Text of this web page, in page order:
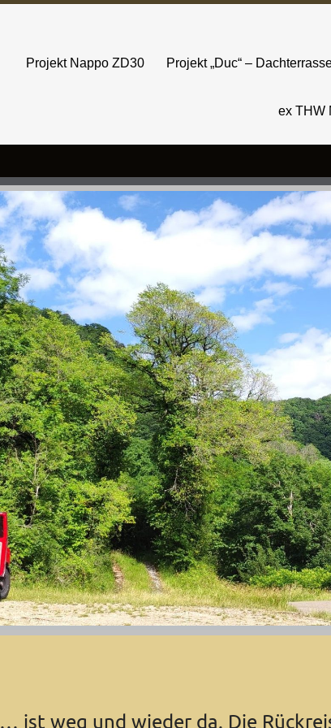
Projekt Nappo ZD30 Projekt „Duc“ –
ex THW
… ist weg und wieder da. Die